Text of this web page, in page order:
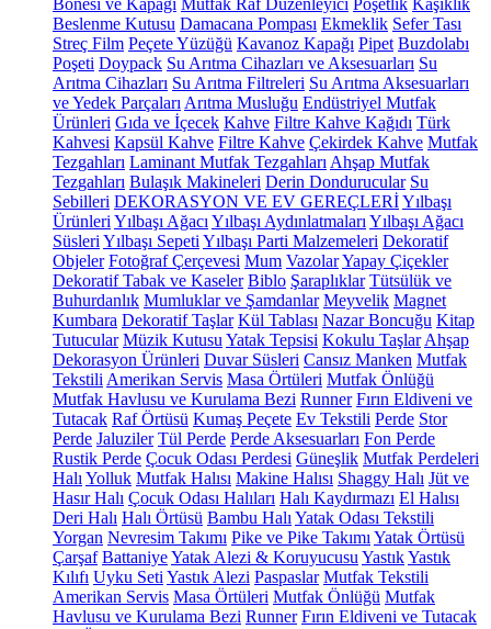
Bonesi ve Kapağı Mutfak Raf Düzenleyici Poşetlik Kaşıklık
Beslenme Kutusu Damacana Pompası Ekmeklik Sefer Tası
Streç Film Peçete Yüzüğü Kavanoz Kapağı Pipet Buzdolabı
Poşeti Doypack Su Arıtma Cihazları ve Aksesuarları Su
Arıtma Cihazları Su Arıtma Filtreleri Su Arıtma Aksesuarları
ve Yedek Parçaları Arıtma Musluğu Endüstriyel Mutfak
Ürünleri Gıda ve İçecek Kahve Filtre Kahve Kağıdı Türk
Kahvesi Kapsül Kahve Filtre Kahve Çekirdek Kahve Mutfak
Tezgahları Laminant Mutfak Tezgahları Ahşap Mutfak
Tezgahları Bulaşık Makineleri Derin Dondurucular Su
Sebilleri DEKORASYON VE EV GEREÇLERİYılbaşı
Ürünleri Yılbaşı Ağacı Yılbaşı Aydınlatmaları Yılbaşı Ağacı
Süsleri Yılbaşı Sepeti Yılbaşı Parti Malzemeleri Dekoratif
Objeler Fotoğraf Çerçevesi Mum VazolarYapay Çiçekler
Dekoratif Tabak ve Kaseler Biblo Şaraplıklar Tütsülük ve
Buhurdanlık Mumluklar ve Şamdanlar Meyvelik Magnet
Kumbara Dekoratif Taşlar Kül Tablası Nazar Boncuğu Kitap
Tutucular Müzik Kutusu Yatak Tepsisi Kokulu Taşlar Ahşap
Dekorasyon Ürünleri Duvar Süsleri Cansız Manken Mutfak
Tekstili Amerikan Servis Masa Örtüleri Mutfak Önlüğü
Mutfak Havlusu ve Kurulama Bezi Runner Fırın Eldiveni ve
Tutacak Raf Örtüsü Kumaş Peçete Ev Tekstili Perde Stor
Perde Jaluziler Tül Perde Perde Aksesuarları Fon Perde
Rustik Perde Çocuk Odası Perdesi Güneşlik Mutfak Perdeleri
Halı Yolluk Mutfak Halısı Makine Halısı Shaggy Halı Jüt ve
Hasır Halı Çocuk Odası Halıları Halı Kaydırmazı El Halısı
Deri Halı Halı Örtüsü Bambu Halı Yatak Odası Tekstili
Yorgan Nevresim Takımı Pike ve Pike Takımı Yatak Örtüsü
Çarşaf BattaniyeYatak Alezi & Koruyucusu YastıkYastık
Kılıfı Uyku Seti Yastık Alezi Paspaslar Mutfak Tekstili
Amerikan Servis Masa Örtüleri Mutfak Önlüğü Mutfak
Havlusu ve Kurulama Bezi Runner Fırın Eldiveni ve Tutacak